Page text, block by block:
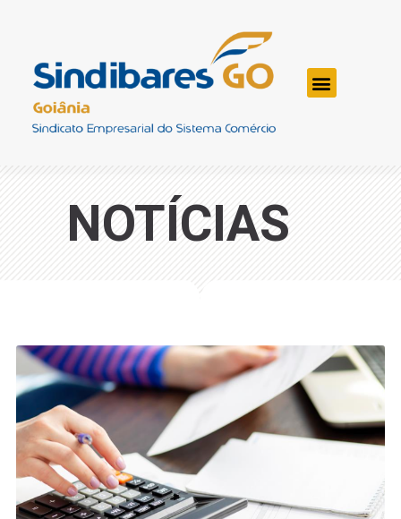
NOTÍCIAS